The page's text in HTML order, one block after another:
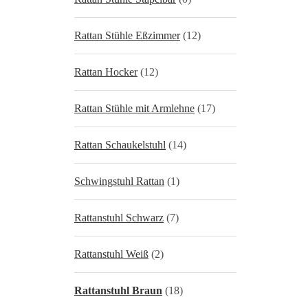
Rattan Stühle Eßzimmer (12)
Rattan Hocker (12)
Rattan Stühle mit Armlehne (17)
Rattan Schaukelstuhl (14)
Schwingstuhl Rattan (1)
Rattanstuhl Schwarz (7)
Rattanstuhl Weiß (2)
Rattanstuhl Braun (18)